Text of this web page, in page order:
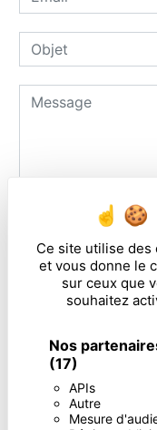
Ce site utilise des
et vous donne le
sur ceux que
souhaitez
Nos
(17)
APIs
Autre
Mesure
En cochant
particulières ci-
** Les données
vous contacter. Elles sont
Vous disposez de droits